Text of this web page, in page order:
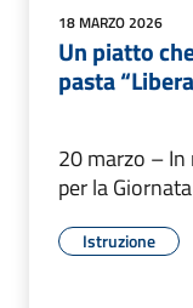
18 MARZO 2026
Un piatto
pasta
20 marzo – In
per la
Istruzione